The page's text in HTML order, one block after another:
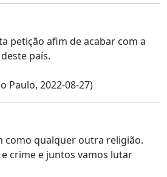
petição afim de acabar com a
país.
Paulo, 2022-08-27)
como qualquer outra religião.
crime e juntos vamos lutar